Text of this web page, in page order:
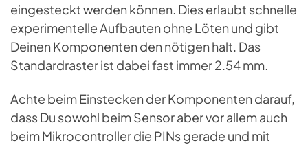
eingesteckt werden können. Dies erlaubt schnelle
experimentelle Aufbauten ohne Löten und gibt
Deinen Komponenten den nötigen halt. Das
Standardraster ist dabei fast immer 2.54 mm.
Achte beim Einstecken der Komponenten darauf,
dass Du sowohl beim Sensor aber vor allem auch
beim Mikrocontroller die PINs gerade und mit